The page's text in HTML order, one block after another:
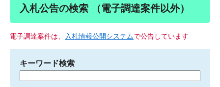
入札公告の検索 （電子調達案件以外）
電子調達案件は、 入札情報公開システムで公告しています
キーワード検索